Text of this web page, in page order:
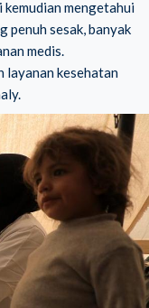
mengetahui
penuh sesak, banyak
medis.
layanan kesehatan